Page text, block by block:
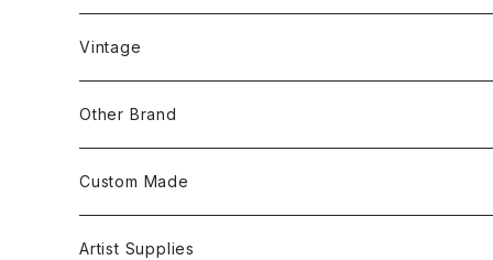
Tanktop
S/S Shirts
Head Wear
Pants
Vintage
Other Brand
Tops
Hoodie
Head Wear
Custom Made
Tops
Artist Supplies